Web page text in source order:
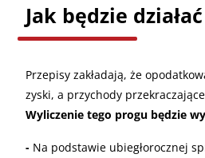
Jak będzie
Przepisy zakładają, że
zyski, a przychody
Wyliczenie tego progu będzie
- Na podstawie ubiegłorocznej